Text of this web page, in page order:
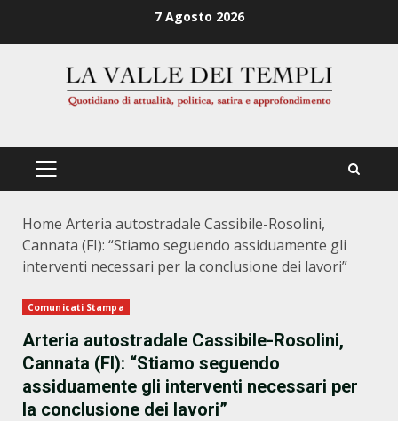
7 Agosto 2026
PRIMÄRES
Home Arteria autostradale Cassibile-Rosolini,
Cannata (FI): “Stiamo seguendo assiduamente gli
interventi necessari per la conclusione dei lavori”
Comunicati Stampa
Arteria autostradale Cassibile-Rosolini,
Cannata (FI): “Stiamo seguendo
assiduamente gli interventi necessari per
la conclusione dei lavori”